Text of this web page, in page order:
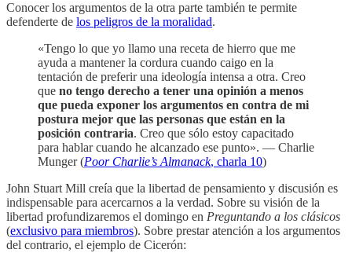
Conocer los argumentos de la otra parte también te permite
defenderte de los peligros de la moralidad.
«Tengo lo que yo llamo una receta de hierro que me
ayuda a mantener la cordura cuando caigo en la
tentación de preferir una ideología intensa a otra. Creo
que no tengo derecho a tener una opinión a menos
que pueda exponer los argumentos en contra de mi
postura mejor que las personas que están en la
posición contraria. Creo que sólo estoy capacitado
para hablar cuando he alcanzado ese punto». — Charlie
Munger (Poor Charlie’s Almanack, charla 10)
John Stuart Mill creía que la libertad de pensamiento y discusión es
indispensable para acercarnos a la verdad. Sobre su visión de la
libertad profundizaremos el domingo en Preguntando a los clásicos
(exclusivo para miembros). Sobre prestar atención a los argumentos
del contrario, el ejemplo de Cicerón: